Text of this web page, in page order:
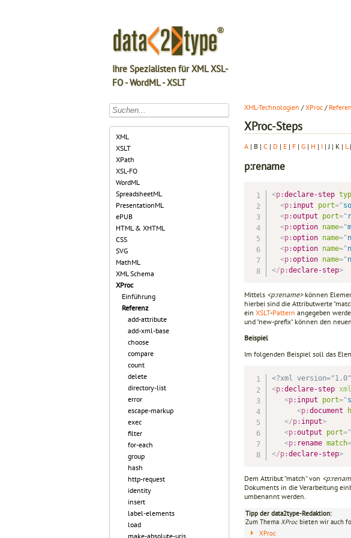
Ihre Spezialisten für XML XSL-
FO - WordML - XSLT
XML
XSLT
XPath
XSL-FO
WordML
SpreadsheetML
PresentationML
ePUB
HTML & XHTML
CSS
SVG
MathML
XML Schema
XProc
Einführung
Referenz
add-attribute
add-xml-base
choose
compare
count
delete
directory-list
error
escape-markup
exec
filter
for-each
group
hash
http-request
identity
insert
label-elements
load
make-absolute-uris
XML-Technologien /XProc /
XProc-Steps
A | B | C | D | E | F | G | H | I | J | K | L |
p:rename
<p:declare-step
<p: input port="
<p:output port="
<p:option name="
<p:option name="
<p:option name="
<p:option name="
</p:declare-step>
Mittels <p:rename>können
hierbei sind die Attributwerte
ein XSLT-Pattern angegeben
und “new-prefix“ können den
Beispiel
Im folgenden Beispiel soll das
<?xml
<p:declare-step
<p: input port="
<p:document
</p: input>
<p:output port="
<p: rename match=
</p:declare-step>
Dem Attribut “match“ von
Dokuments in die Verarbeitung
umbenannt werden.
Tipp der data2type-Redaktion:
Zum Thema XProcbieten wir auch
XProc